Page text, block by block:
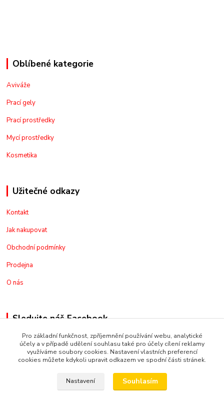
Oblíbené kategorie
Aviváže
Prací gely
Prací prostředky
Mycí prostředky
Kosmetika
Užitečné odkazy
Kontakt
Jak nakupovat
Obchodní podmínky
Prodejna
O nás
Sledujte náš Facebook
Pro základní funkčnost, zpříjemnění používání webu, analytické
účely a v případě udělení souhlasu také pro účely cílení reklamy
využíváme soubory cookies. Nastavení vlastních preferencí
cookies můžete kdykoli upravit odkazem ve spodní části stránek.
Nastavení Souhlasím